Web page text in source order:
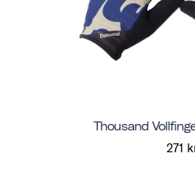
Thousand
271